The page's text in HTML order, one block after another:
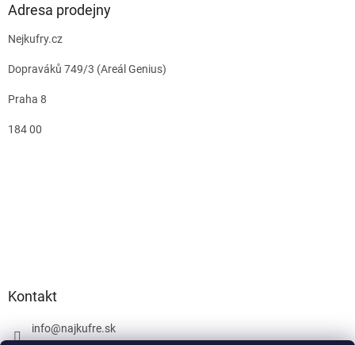
Adresa prodejny
Nejkufry.cz
Dopraváků 749/3 (Areál Genius)
Praha 8
184 00
Kontakt
info@najkufre.sk